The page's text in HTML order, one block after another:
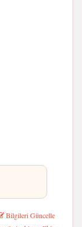
Bilgileri Güncelle